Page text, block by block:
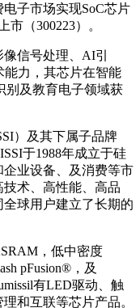
子市场实现SoC芯片
（300223）。
信号处理、AI引
力，其芯片在智能
别及教育电子领域获
）及其下属子品牌
于1988年成立于硅
业设备、及消费等市
术、高性能、高品
球用户建立了长期的
，低中密度
pFusion®，及
有LED驱动、触
和互联等芯片产品。